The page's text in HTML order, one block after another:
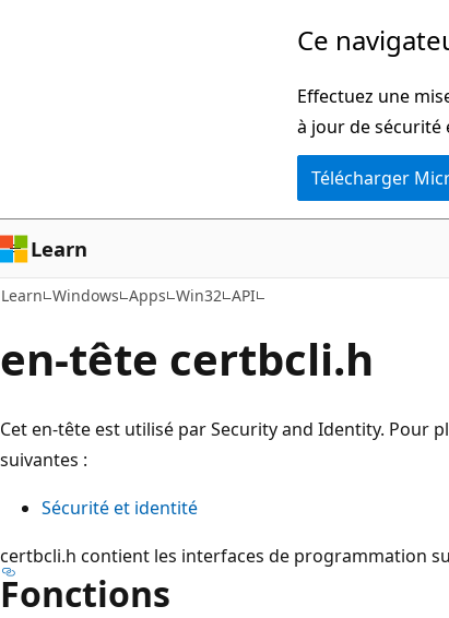
Ce
Effectuez une
à jour de
Télécharger
Learn
Learn Windows Apps Win32 API
en-tête certbcli.h
Cet en-tête est utilisé par Security and Identity. Pour
suivantes :
Sécurité et identité
certbcli.h contient les interfaces de programmation
Fonctions